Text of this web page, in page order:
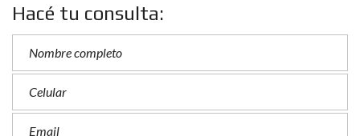
Hacé tu consulta: